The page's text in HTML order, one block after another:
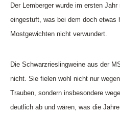
Der Lemberger wurde im ersten
eingestuft, was bei dem doch etwas
Mostgewichten nicht verwundert.
Die Schwarzrieslingweine aus der
nicht. Sie fielen wohl nicht nur
Trauben, sondern insbesondere
deutlich ab und wären, was die